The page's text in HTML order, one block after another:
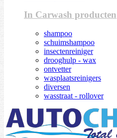
In Carwash producten
shampoo
schuimshampoo
insectenreiniger
drooghulp - wax
ontvetter
wasplaatsreinigers
diversen
wasstraat - rollover